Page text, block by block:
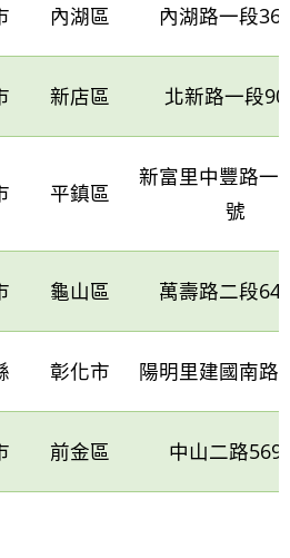
內湖區 內湖路一段
新店區 北新路一段90
平鎮區
新富里中豐路一
號
龜山區 萬壽路二段
彰化市 陽明里建國南路
前金區 中山二路569